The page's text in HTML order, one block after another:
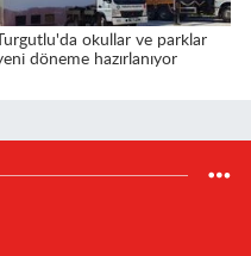
Turgutlu'da okullar ve parklar
döneme hazırlanıyor